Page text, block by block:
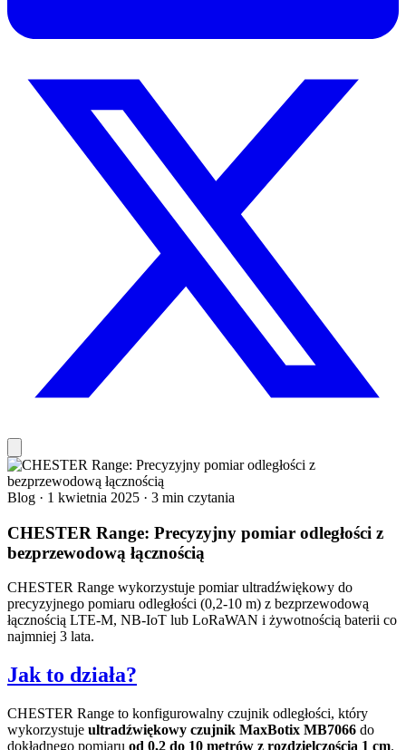
Blog · 1 kwietnia 2025 · 3 min czytania
CHESTER Range: Precyzyjny pomiar odległości z
bezprzewodową łącznością
CHESTER Range wykorzystuje pomiar ultradźwiękowy do
precyzyjnego pomiaru odległości (0,2-10 m) z bezprzewodową
łącznością LTE-M, NB-IoT lub LoRaWAN i żywotnością baterii co
najmniej 3 lata.
Jak to działa?
CHESTER Range to konfigurowalny czujnik odległości, który
wykorzystuje ultradźwiękowy czujnik MaxBotix MB7066 do
dokładnego pomiaru od 0,2 do 10 metrów z rozdzielczością 1 cm.